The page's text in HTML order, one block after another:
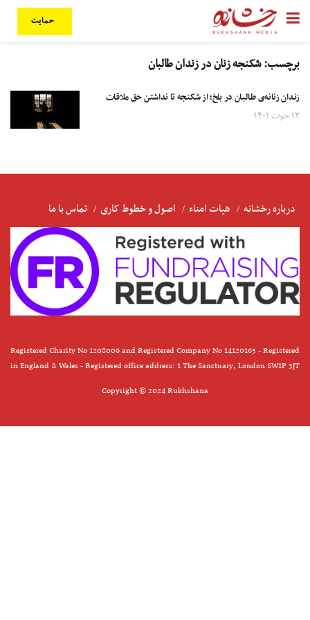
حمایت
برچسب:شکنجه زنان در زندان طالبان
زندان زنانه‌ی طالبان در بلخ؛ از شکنجه تا نداشتن حق ملاقات
۱۳ حوت ۱۴۰۱
درباره رخشانه هیات امناء اصول و خطوط کاری تماس با ما
Registered Charity No 1208006 and Registered Company No 14120163 - Registered
in England & Wales - Registered office address: 1 The Sanctuary, London SW1P 3JT
Copyright © 2024 Rukhshana